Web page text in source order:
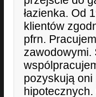
łazienka. Od
klientów
pfrn.
zawodowymi.
pozyskują